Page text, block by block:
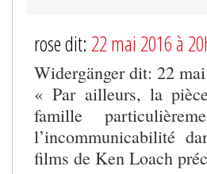
rose dit: 22 mai 2016 à
Widergänger dit: 22
« Par ailleurs, la
famille
l’incommunicabilité
films de Ken Loach